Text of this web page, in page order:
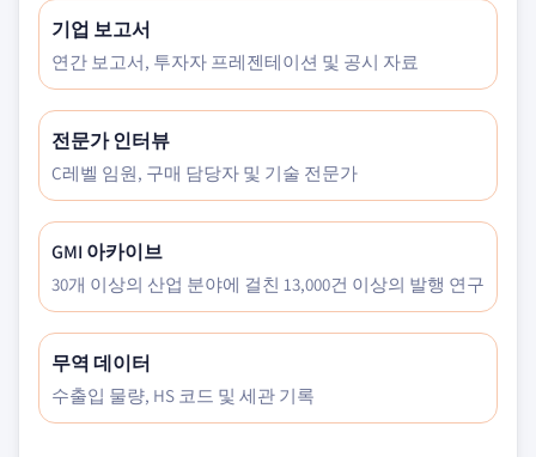
기업 보고서
연간 보고서, 투자자 프레젠테이션 및 공시 자료
전문가 인터뷰
C레벨 임원, 구매 담당자 및 기술 전문가
GMI 아카이브
30개 이상의 산업 분야에 걸친 13,000건 이상의 발행 연구
무역 데이터
수출입 물량, HS 코드 및 세관 기록